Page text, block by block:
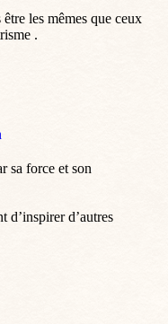
les mêmes que ceux
.
sa force et son
d’inspirer d’autres